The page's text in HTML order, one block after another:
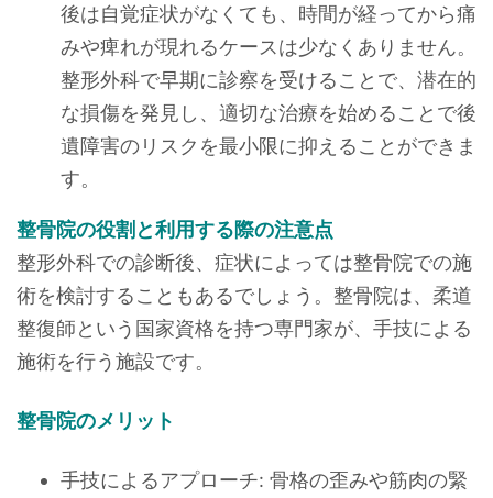
後は自覚症状がなくても、時間が経ってから痛
みや痺れが現れるケースは少なくありません。
整形外科で早期に診察を受けることで、潜在的
な損傷を発見し、適切な治療を始めることで後
遺障害のリスクを最小限に抑えることができま
す。
整骨院の役割と利用する際の注意点
整形外科での診断後、症状によっては整骨院での施
術を検討することもあるでしょう。整骨院は、柔道
整復師という国家資格を持つ専門家が、手技による
施術を行う施設です。
整骨院のメリット
手技によるアプローチ: 骨格の歪みや筋肉の緊